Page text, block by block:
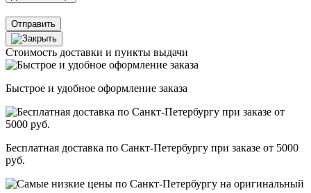
Отправить
Стоимость доставки и пункты выдачи
Быстрое и удобное оформление заказа
Бесплатная доставка по Санкт-Петербургу при заказе от 5000
руб.